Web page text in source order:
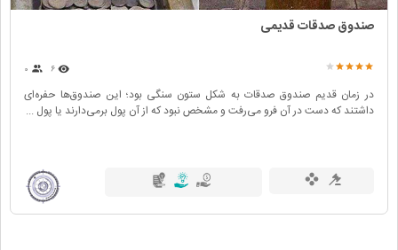
صندوق صدقات قدیمی
۶
در زمان قدیم صندوق صدقات به شکل ستون سنگی بود؛ این صندوق‌ها حفره‌ای
داشتند که دست در آن فرو می‌رفت و مشخص نبود که از آن پول برمی‌دارند یا پول ...